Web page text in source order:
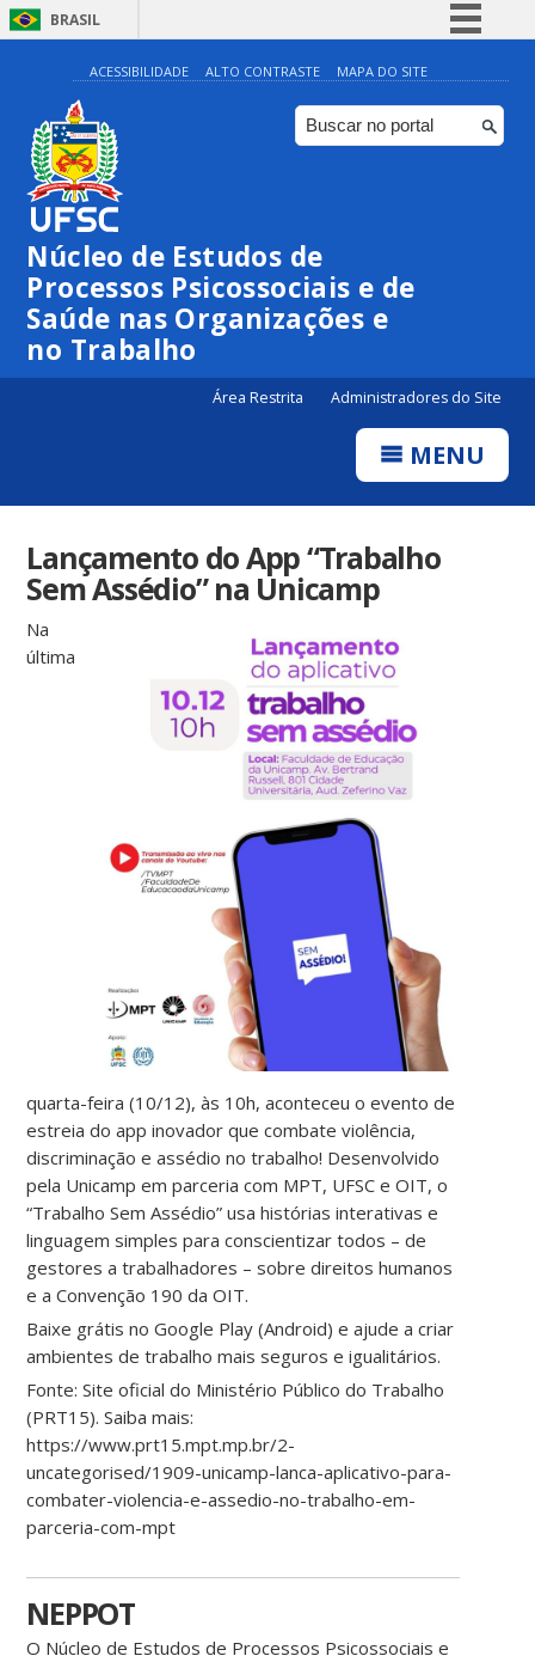
BRASIL
Simplifique!
Comunica BR
Participe
ACESSIBILIDADE ALTO CONTRASTE MAPA DO SITE
Núcleo de Estudos de
Processos Psicossociais e de
Saúde nas Organizações e
no Trabalho
Área Restrita Administradores do Site
MENU
Lançamento do App “Trabalho
Sem Assédio” na Unicamp
Na
última
quarta-feira (10/12), às 10h, aconteceu o evento de
estreia do app inovador que combate violência,
discriminação e assédio no trabalho! Desenvolvido
pela Unicamp em parceria com MPT, UFSC e OIT, o
“Trabalho Sem Assédio” usa histórias interativas e
linguagem simples para conscientizar todos – de
gestores a trabalhadores – sobre direitos humanos
e a Convenção 190 da OIT.
Baixe grátis no Google Play (Android) e ajude a criar
ambientes de trabalho mais seguros e igualitários.
Fonte: Site oficial do Ministério Público do Trabalho
(PRT15). Saiba mais:
https://www.prt15.mpt.mp.br/2-
uncategorised/1909-unicamp-lanca-aplicativo-para-
combater-violencia-e-assedio-no-trabalho-em-
parceria-com-mpt
NEPPOT
O Núcleo de Estudos de Processos Psicossociais e